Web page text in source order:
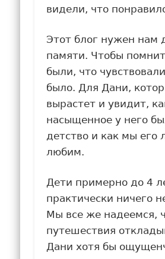
видели, что
Этот блог нужен нам
памяти. Чтобы
были, что
было. Для Дани,
вырастет и увидит,
насыщенное у него
детство и как мы его
любим.
Дети примерно до 4
практически ничего
Мы все же надеемся,
путешествия
Дани хотя бы